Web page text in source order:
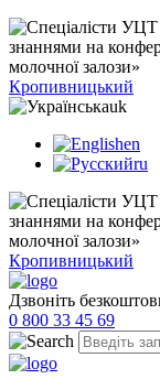
Кропивницький
uk
en
ru
Кропивницький
Дзвоніть
0 800 33 45 69